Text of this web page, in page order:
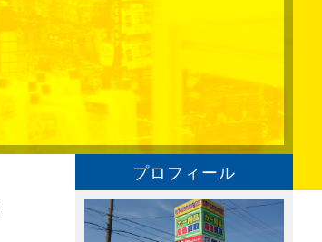
プロフィール